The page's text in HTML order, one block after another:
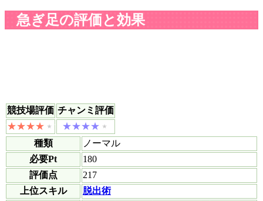
急ぎ足の評価と効果
競技場評価 チャンミ評価
種類
ノーマル
必要Pt
180
評価点
217
上位スキル
脱出術